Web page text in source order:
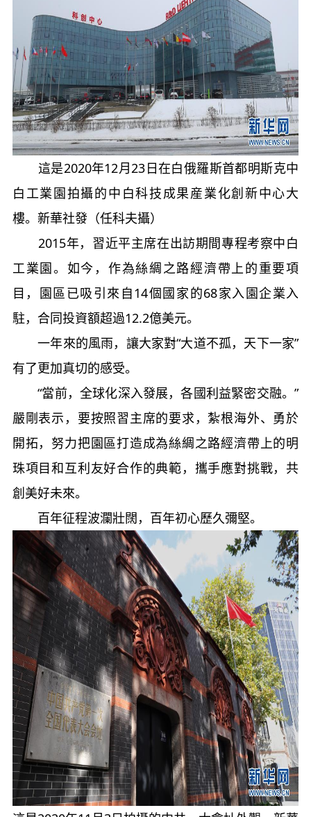
這是2020年12月23日在白俄羅斯首都明斯克中
白工業園拍攝的中白科技成果産業化創新中心大
樓。新華社發（任科夫攝）
2015年，習近平主席在出訪期間專程考察中白
工業園。如今，作為絲綢之路經濟帶上的重要項
目，園區已吸引來自14個國家的68家入園企業入
駐，合同投資額超過12.2億美元。
一年來的風雨，讓大家對“大道不孤，天下一家”
有了更加真切的感受。
“當前，全球化深入發展，各國利益緊密交融。”
嚴剛表示，要按照習主席的要求，紮根海外、勇於
開拓，努力把園區打造成為絲綢之路經濟帶上的明
珠項目和互利友好合作的典範，攜手應對挑戰，共
創美好未來。
百年征程波瀾壯闊，百年初心歷久彌堅。